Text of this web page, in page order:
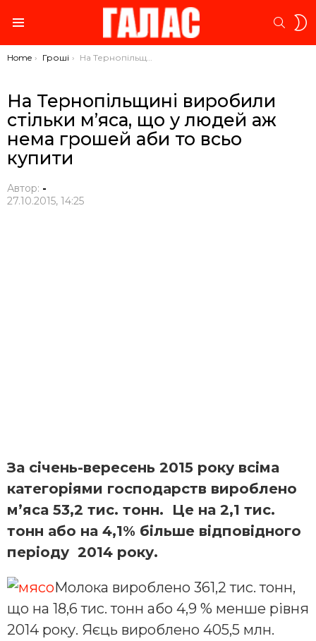
You are here:
Home Гроші На Тернопільщині виробили стільки м’яса, що у людей аж нема грошей аби то всьо купити
На Тернопільщині виробили
стільки м’яса, що у людей аж
нема грошей аби то всьо
купити
Автор: -
27.10.2015, 14:25
За січень-вересень 2015 року всіма
категоріями господарств вироблено
м’яса 53,2 тис. тонн. Це на 2,1 тис.
тонн або на 4,1% більше відповідного
періоду 2014 року.
Молока вироблено 361,2 тис. тонн,
що на 18,6 тис. тонн або 4,9 % менше рівня
2014 року. Яєць вироблено 405,5 млн.